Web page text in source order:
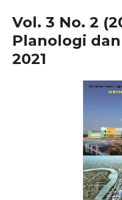
Vol. 3 No. 2
Planologi
2021